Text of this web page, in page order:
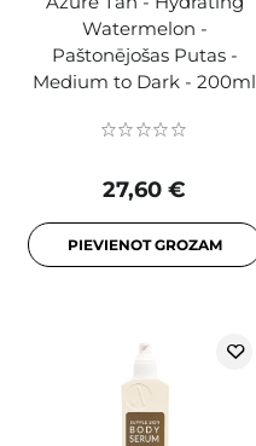
Watermelon -
Paštonējošas Putas -
Medium to Dark - 200ml
27,60 €
PIEVIENOT GROZAM